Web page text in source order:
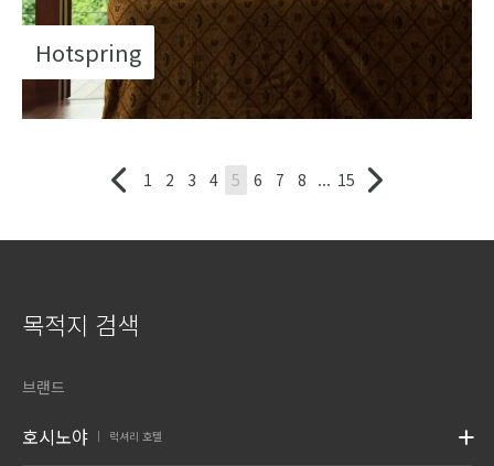
Hotspring
1 2 3 4 5 6 7 8 ... 15
목적지 검색
브랜드
호시노야 럭셔리 호텔